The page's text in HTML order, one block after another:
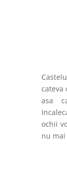
cateva
asa
ochii
nu